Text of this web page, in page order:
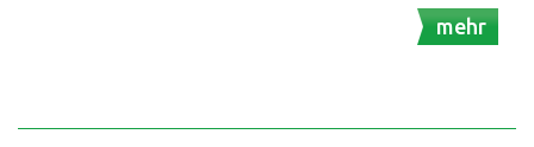
mehr